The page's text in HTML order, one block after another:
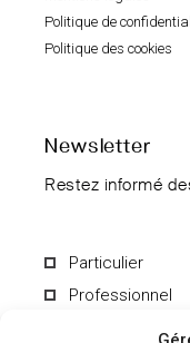
Politique de
Politique des cookies
Newsletter
Restez informé
Particulier
Professionnel